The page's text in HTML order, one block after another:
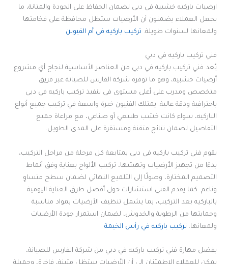
ارضيات باركيه خشبية في دبي لضمان الحفاظ على الجودة والمتانة، ما
يجعل العملاء يضمنون أن الأرضيات ستظل محافظة على فخامتها
ولمعانها لسنوات طويلة. تركيب باركيه في أم القيوين
فني تركيب باركيه في دبي
يُعد فني تركيب باركيه في دبي من العناصر الأساسية لنجاح أي مشروع
أرضيات خشبية، وهو ما توفره شركة الفارس للصيانة عبر فريق
متخصص ومدرب على أعلى مستوى في تنفيذ تركيب باركيه في دبي
باحترافية ودقة عالية. يمتلك الفنيون خبرة واسعة في تركيب جميع أنواع
الباركيه، سواء كانت خشب طبيعي أو صناعي، مع مراعاة جميع
التفاصيل لضمان نتائج متقنة ومستقرة على المدى الطويل.
يقوم فني تركيب باركيه في دبي بمتابعة كل مرحلة من مراحل التركيب،
بدءًا من تجهيز الأرضيات وتهيئتها، تركيب الألواح بعناية وفق أنماط
التصميم المختارة، وصولًا إلى التلميع النهائي لضمان سطح متساوٍ
وناعم. كما يقدم الفني استشارات حول أفضل طرق العناية اليومية
بالباركيه بعد التركيب، بما يشمل تنظيف الأرضيات بمواد مناسبة
وحمايتها من الرطوبة والخدوش، لضمان استمرار جودة الأرضيات
ولمعانها. تركيب باركيه في رأس الخيمة
بفضل مهارة فني تركيب باركيه في دبي من شركة الفارس للصيانة،